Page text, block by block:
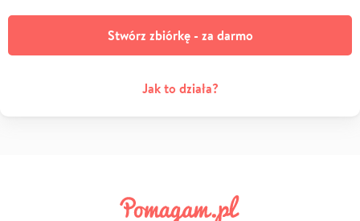
Stwórz zbiórkę - za darmo
Jak to działa?